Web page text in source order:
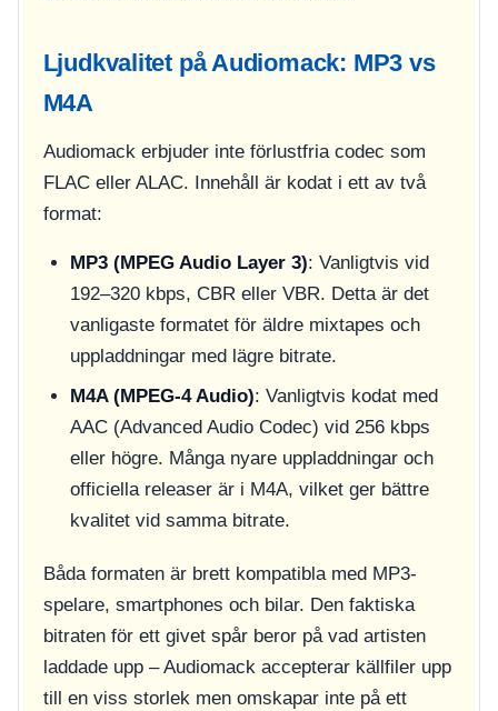
Ljudkvalitet på Audiomack: MP3 vs
M4A
Audiomack erbjuder inte förlustfria codec som
FLAC eller ALAC. Innehåll är kodat i ett av två
format:
MP3 (MPEG Audio Layer 3): Vanligtvis vid
192–320 kbps, CBR eller VBR. Detta är det
vanligaste formatet för äldre mixtapes och
uppladdningar med lägre bitrate.
M4A (MPEG‑4 Audio): Vanligtvis kodat med
AAC (Advanced Audio Codec) vid 256 kbps
eller högre. Många nyare uppladdningar och
officiella releaser är i M4A, vilket ger bättre
kvalitet vid samma bitrate.
Båda formaten är brett kompatibla med MP3-
spelare, smartphones och bilar. Den faktiska
bitraten för ett givet spår beror på vad artisten
laddade upp – Audiomack accepterar källfiler upp
till en viss storlek men omskapar inte på ett